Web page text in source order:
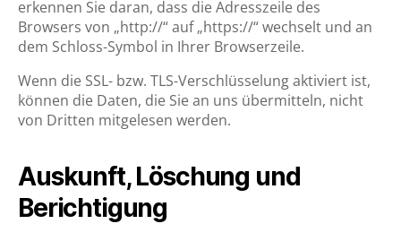
erkennen Sie daran, dass die Adresszeile des
Browsers von „http://“ auf „https://“ wechselt und an
dem Schloss-Symbol in Ihrer Browserzeile.
Wenn die SSL- bzw. TLS-Verschlüsselung aktiviert ist,
können die Daten, die Sie an uns übermitteln, nicht
von Dritten mitgelesen werden.
Auskunft, Löschung und
Berichtigung